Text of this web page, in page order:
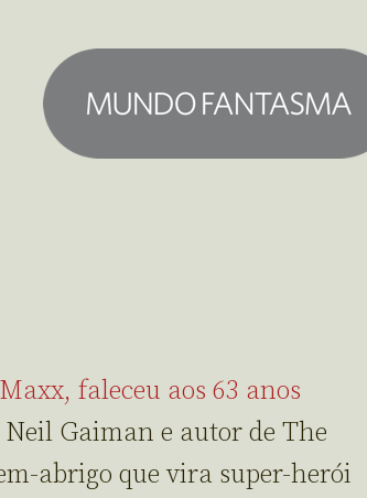
faleceu aos 63 anos
Gaiman e autor de The
abrigo que vira super-herói